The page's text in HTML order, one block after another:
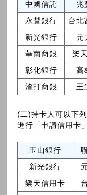
中國信託 兆
永豐銀行
台北
新光銀行
元
華南商銀
樂
彰化銀行
高
渣打商銀
王
(二)持卡人可以下
進行「申請信用卡
玉山銀行
新光銀行
樂天信用卡